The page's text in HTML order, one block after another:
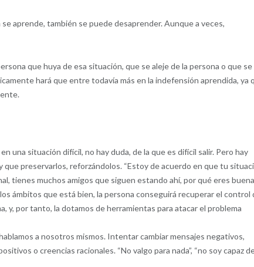
aprende, también se puede desaprender. Aunque a veces,
que huya de esa situación, que se aleje de la persona o que se
hará que entre todavía más en la indefensión aprendida, ya
una situación difícil, no hay duda, de la que es difícil salir. Pero hay
preservarlos, reforzándolos. “Estoy de acuerdo en que tu
tienes muchos amigos que siguen estando ahí, por qué eres buena
ámbitos que está bien, la persona conseguirá recuperar el control
y, por tanto, la dotamos de herramientas para atacar el problema
a nosotros mismos. Intentar cambiar mensajes negativos,
o creencias racionales. “No valgo para nada”, “no soy capaz